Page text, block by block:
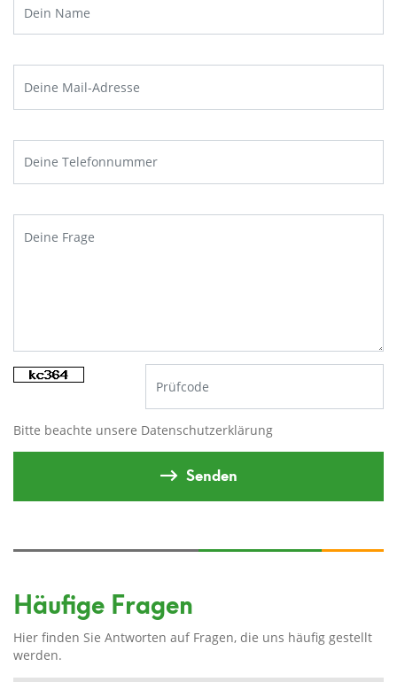
Bitte beachte unsere Datenschutzerklärung
Senden
Häufige Fragen
Hier finden Sie Antworten auf Fragen, die uns häufig gestellt
werden.